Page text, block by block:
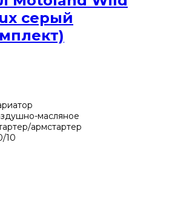
серый
масляное
армстартер
10